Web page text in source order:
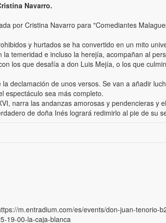
Navarro.
por Cristina Navarro para "Comediantes
y hurtados se ha convertido en un mito
temeridad e incluso la herejía, acompañan al
los que desafía a don Luis Mejía, o los que
declamación de unos versos. Se van a añadir
espectáculo sea más completo.
narra las andanzas amorosas y pendencieras y
de doña Inés logrará redimirlo al pie de su
m.entradium.com/es/events/don-juan-tenorio-
19-00-la-caja-blanca